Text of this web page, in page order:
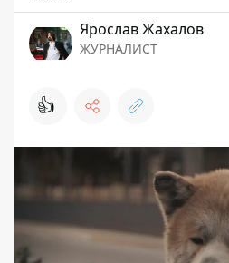
Ярослав Жахалов
ЖУРНАЛИСТ
👍